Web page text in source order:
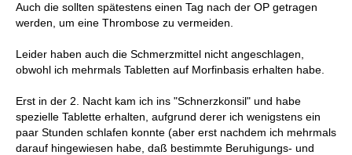
Auch die sollten spätestens einen Tag nach der OP getragen
werden, um eine Thrombose zu vermeiden.
Leider haben auch die Schmerzmittel nicht angeschlagen,
obwohl ich mehrmals Tabletten auf Morfinbasis erhalten habe.
Erst in der 2. Nacht kam ich ins "Schnerzkonsil" und habe
spezielle Tablette erhalten, aufgrund derer ich wenigstens ein
paar Stunden schlafen konnte (aber erst nachdem ich mehrmals
darauf hingewiesen habe, daß bestimmte Beruhigungs- und